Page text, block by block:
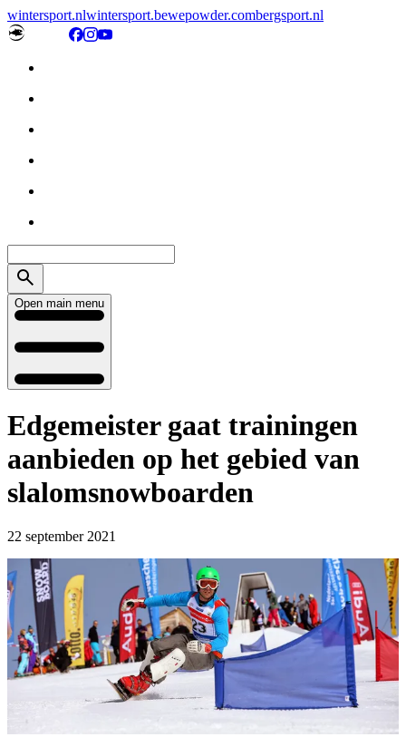
wintersport.nlwintersport.bewepowder.combergsport.nl
Open main menu
Edgemeister gaat trainingen
aanbieden op het gebied van
slalomsnowboarden
22 september 2021